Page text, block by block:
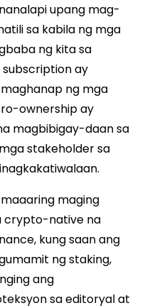
upang mag-
sa kabila ng mga
ng kita sa
ay
ng mga
ownership ay
magbibigay-daan sa
stakeholder sa
maging
crypto-native na
kung saan ang
ng staking,
ang
sa editoryal at